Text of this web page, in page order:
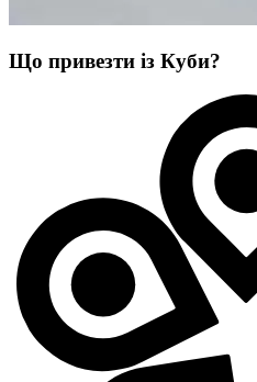
Що привезти із Куби?